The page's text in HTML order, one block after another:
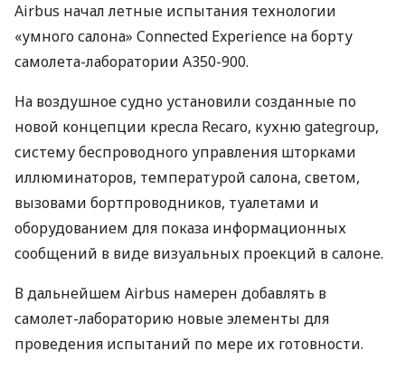
Airbus начал летные испытания технологии
«умного салона» Connected Experience на борту
самолета-лаборатории A350-900.
На воздушное судно установили созданные по
новой концепции кресла Recaro, кухню gategroup,
систему беспроводного управления шторками
иллюминаторов, температурой салона, светом,
вызовами бортпроводников, туалетами и
оборудованием для показа информационных
сообщений в виде визуальных проекций в салоне.
В дальнейшем Airbus намерен добавлять в
самолет-лабораторию новые элементы для
проведения испытаний по мере их готовности.